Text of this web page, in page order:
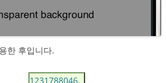
한 후입니다.
1231788046.